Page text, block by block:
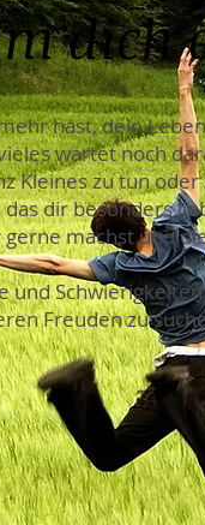
dich
hast, dein
wartet noch
Kleines zu tun
dir besonders
machst und
Freuden zu